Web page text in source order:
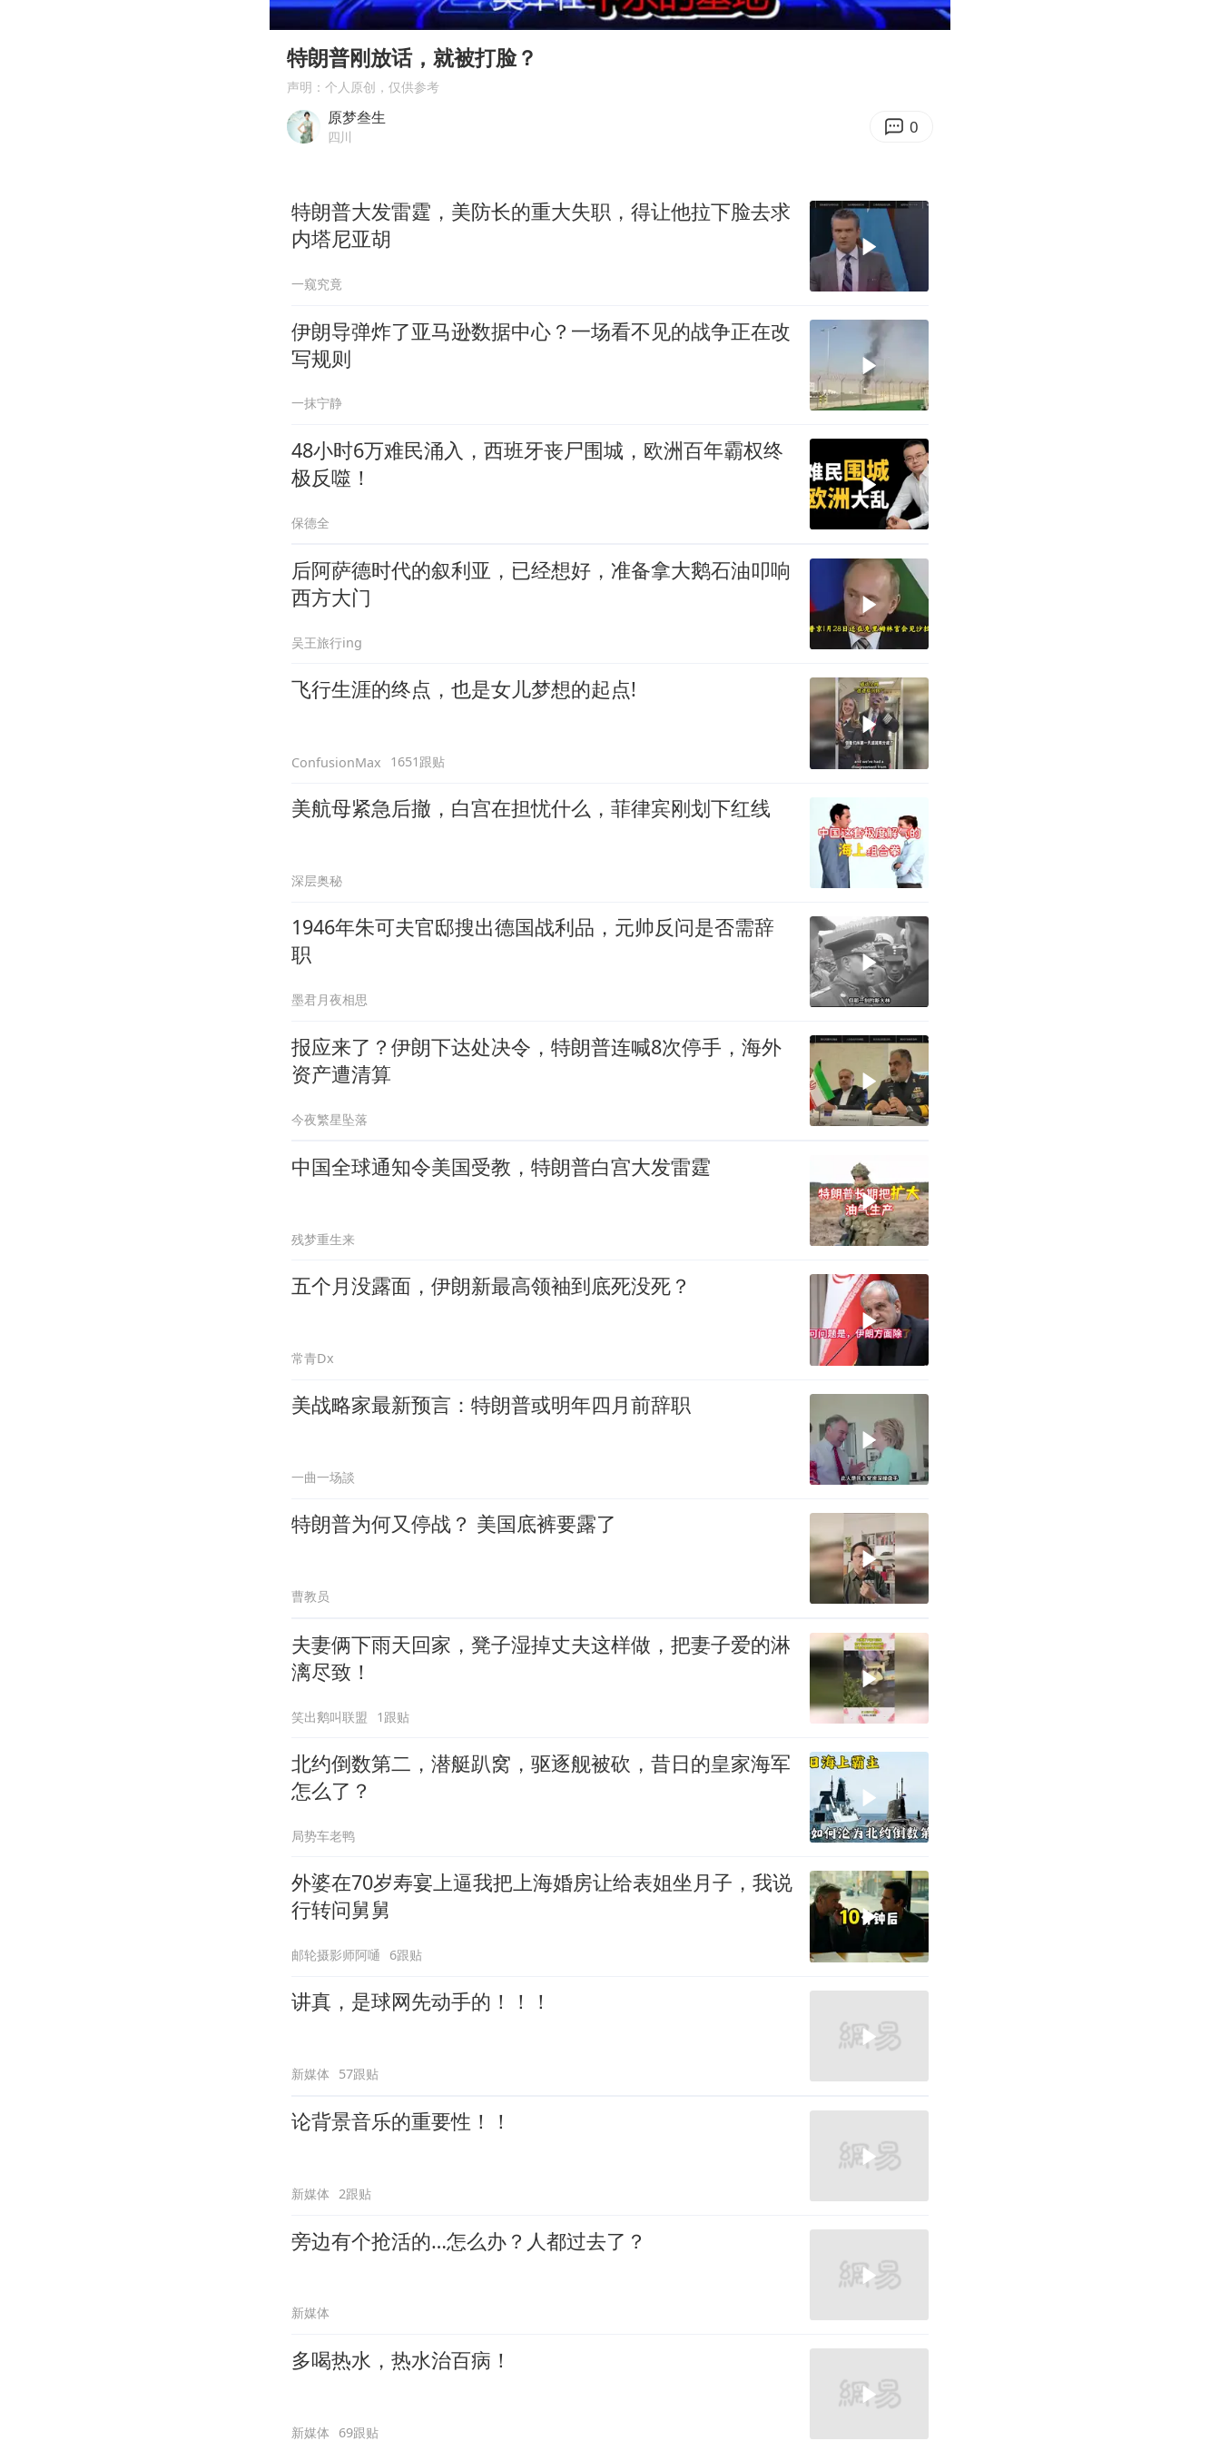
王艺迪2-4不敌张本美和止步4强
2025年小学教师减少13.19万
女子离婚后发现男方婚内与第三者育子
00:00 04:02
Enter
特朗普刚放话，就被打脸？
声明：个人原创，仅供参考
原梦叁生
四川 0
特朗普大发雷霆，美防长的重大失职，得让他拉下脸去求
内塔尼亚胡
一窥究竟
伊朗导弹炸了亚马逊数据中心？一场看不见的战争正在改
写规则
一抹宁静
48小时6万难民涌入，西班牙丧尸围城，欧洲百年霸权终
极反噬！
保德全
后阿萨德时代的叙利亚，已经想好，准备拿大鹅石油叩响
西方大门
吴王旅行ing
飞行生涯的终点，也是女儿梦想的起点!
ConfusionMax 1651跟贴
美航母紧急后撤，白宫在担忧什么，菲律宾刚划下红线
深层奥秘
1946年朱可夫官邸搜出德国战利品，元帅反问是否需辞
职
墨君月夜相思
报应来了？伊朗下达处决令，特朗普连喊8次停手，海外
资产遭清算
今夜繁星坠落
中国全球通知令美国受教，特朗普白宫大发雷霆
残梦重生来
五个月没露面，伊朗新最高领袖到底死没死？
常青Dx
美战略家最新预言：特朗普或明年四月前辞职
一曲一场談
特朗普为何又停战？ 美国底裤要露了
曹教员
夫妻俩下雨天回家，凳子湿掉丈夫这样做，把妻子爱的淋
漓尽致！
笑出鹅叫联盟 1跟贴
北约倒数第二，潜艇趴窝，驱逐舰被砍，昔日的皇家海军
怎么了？
局势车老鸭
外婆在70岁寿宴上逼我把上海婚房让给表姐坐月子，我说
行转问舅舅
邮轮摄影师阿嗵 6跟贴
讲真，是球网先动手的！！！
新媒体 57跟贴
论背景音乐的重要性！！
新媒体 2跟贴
旁边有个抢活的…怎么办？人都过去了？
新媒体
多喝热水，热水治百病！
新媒体 69跟贴